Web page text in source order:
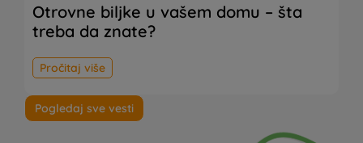
Otrovne biljke u vašem domu – šta
treba da znate?
Pročitaj više
Pogledaj sve vesti